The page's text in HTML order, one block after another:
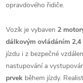
opravdového řidiče.
Vozík je vybaven 2
dálkovým ovládáním 2,4
jízdu i z bezpečné
nastupování a
prvek během jízdy.